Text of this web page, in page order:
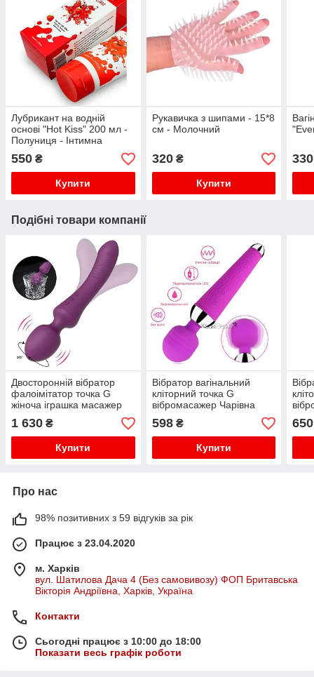
Лубрикант на водній
основі "Hot Kiss" 200 мл -
Полуниця - Інтимна
змазка
550 ₴
Купити
Рукавичка з шипами - 15*8
см - Молочний
320₴
Купити
330
Подібні товари компанії
Двосторонній вібратор
фалоімітатор точка G
жіноча іграшка масажер
1 630 ₴
Купити
Вібратор вагінальний
кліторний точка G
вібромасажер Чарівна
598₴
Купити
650
Про нас
98% позитивних з 59 відгуків за рік
Працює з 23.04.2020
м. Харків
вул. Шатилова Дача 4 (Без самовивозу) ФОП Бритавська
Вікторія Андріївна, Харків, Україна
Контакти
Сьогодні працює з 10:00 до 18:00
Показати весь графік роботи